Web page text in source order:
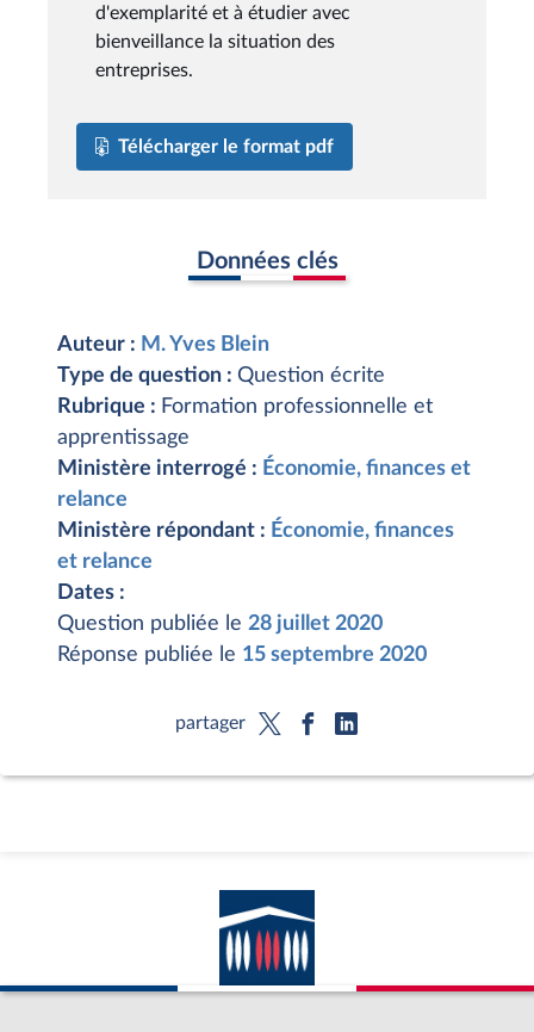
d'exemplarité et à étudier avec
bienveillance la situation des
entreprises.
Télécharger le format pdf
Données clés
Auteur : M. Yves Blein
Type de question : Question écrite
Rubrique : Formation professionnelle et
apprentissage
Ministère interrogé : Économie, finances et
relance
Ministère répondant : Économie, finances
et relance
Dates :
Question publiée le 28 juillet 2020
Réponse publiée le 15 septembre 2020
partager